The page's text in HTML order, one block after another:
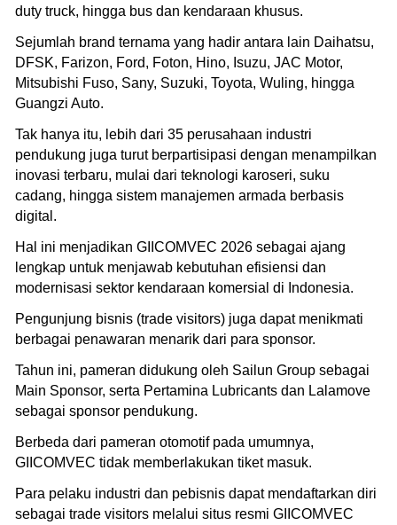
duty truck, hingga bus dan kendaraan khusus.
Sejumlah brand ternama yang hadir antara lain Daihatsu,
DFSK, Farizon, Ford, Foton, Hino, Isuzu, JAC Motor,
Mitsubishi Fuso, Sany, Suzuki, Toyota, Wuling, hingga
Guangzi Auto.
Tak hanya itu, lebih dari 35 perusahaan industri
pendukung juga turut berpartisipasi dengan menampilkan
inovasi terbaru, mulai dari teknologi karoseri, suku
cadang, hingga sistem manajemen armada berbasis
digital.
Hal ini menjadikan GIICOMVEC 2026 sebagai ajang
lengkap untuk menjawab kebutuhan efisiensi dan
modernisasi sektor kendaraan komersial di Indonesia.
Pengunjung bisnis (trade visitors) juga dapat menikmati
berbagai penawaran menarik dari para sponsor.
Tahun ini, pameran didukung oleh Sailun Group sebagai
Main Sponsor, serta Pertamina Lubricants dan Lalamove
sebagai sponsor pendukung.
Berbeda dari pameran otomotif pada umumnya,
GIICOMVEC tidak memberlakukan tiket masuk.
Para pelaku industri dan pebisnis dapat mendaftarkan diri
sebagai trade visitors melalui situs resmi GIICOMVEC